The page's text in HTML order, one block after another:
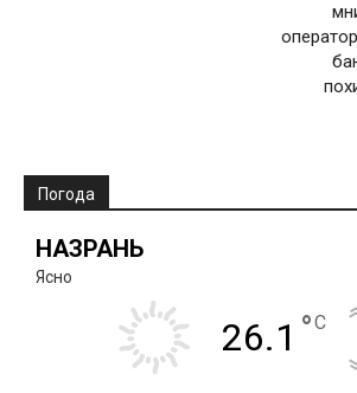
Погода
НАЗРАНЬ
Ясно
26.1 °C